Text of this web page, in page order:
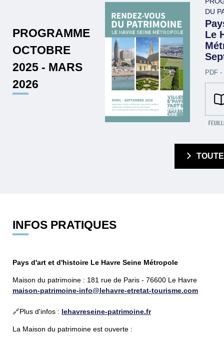
PROGRAMME
OCTOBRE
2025 - MARS
2026
DU
Le
PDF
INFOS PRATIQUES
Pays d'art et d'histoire Le Havre Seine Métropole
Maison du patrimoine : 181 rue de Paris - 76600 Le Havre
maison-patrimoine-info@lehavre-etretat-tourisme.com
🔗Plus d'infos : lehavreseine-patrimoine.fr
La Maison du patrimoine est ouverte :